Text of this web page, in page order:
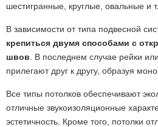
шестигранные, круглые, овальные и
В зависимости от типа подвесной
крепиться двумя способами с
швов . В последнем случае рейки
прилегают друг к другу, образуя
Все типы потолков обеспечивают
отличные звукоизоляционные
эстетичность. Кроме того, потолки